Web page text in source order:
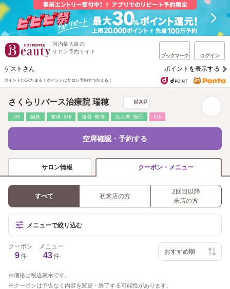
国内最大級の
サロン予約サイト
ブックマーク ログイン
ゲストさん ポイントを表示する
ポイントが1%たまる！ ポイントはサロン予約でつかえる！
さくらリバース治療院 瑞穂 MAP
ﾘﾗｸ 鍼灸 整体･ｶｲﾛ 接骨･整骨 あん摩･指圧 ﾈｲﾙ
空席確認・予約する
サロン情報 クーポン・メニュー
すべて 初来店の方
2回目以降
来店の方
メニューで絞り込む
クーポン
9件
メニュー
43件
価格は税込表示です。
クーポンは予告なく内容を変更・終了する可能性があります。